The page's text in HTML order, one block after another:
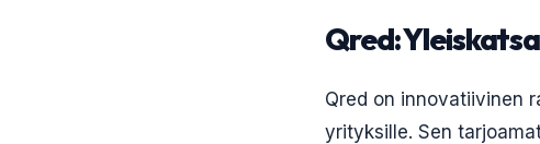
Qred:
Qred on innovatiivinen
yrityksille. Sen